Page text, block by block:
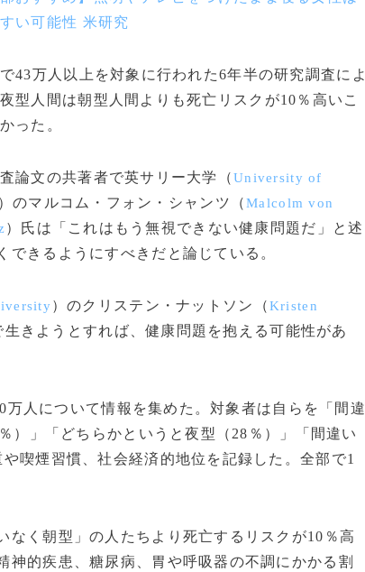
い可能性 米研究
43万人以上を対象に行われた6年半の研究調査によ
型人間は朝型人間よりも死亡リスクが10％高いこ
った。
論文の共著者で英サリー大学（University of
）のマルコム・フォン・シャンツ（Malcolm von
）氏は「これはもう無視できない健康問題だ」と述
きるようにすべきだと論じている。
）のクリステン・ナットソン（Kristen
きようとすれば、健康問題を抱える可能性があ
人について情報を集めた。対象者は自らを「間違
）」「どちらかというと夜型（28％）」「間違い
喫煙習慣、社会経済的地位を記録した。全部で1
く朝型」の人たちより死亡するリスクが10％高
的疾患、糖尿病、胃や呼吸器の不調にかかる割